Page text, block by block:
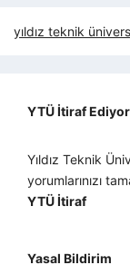
yıldız teknik
YTÜ İtiraf Ediyor
Yıldız Teknik
yorumlarınızı
YTÜ İtiraf
Yasal Bildirim